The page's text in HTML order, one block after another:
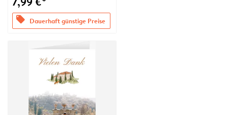
offers Dauerhaft günstige Preise